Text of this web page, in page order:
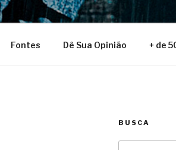
Fontes Dê Sua Opinião + de
BUSCA